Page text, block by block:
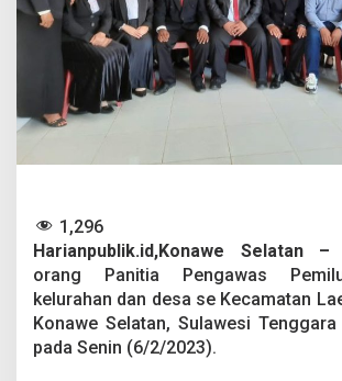
a
n
d
a
n
a
e
c
a
m
a
t
1,296
Harianpublik.id,Konawe Selatan –
orang Panitia Pengawas
kelurahan dan desa se Kecamatan
Konawe Selatan, Sulawesi
pada Senin (6/2/2023).